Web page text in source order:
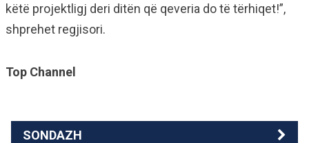
këtë projektligj deri ditën që qeveria do të tërhiqet!”,
shprehet regjisori.
Top Channel
SONDAZH